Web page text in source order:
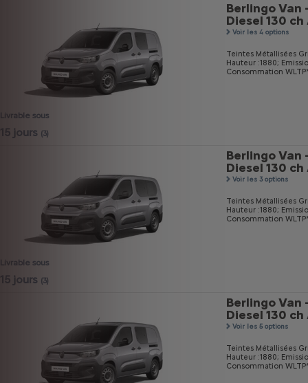
Livrable sous
15 jours (3)
Berlingo Van
Diesel 130
Voir les 4 options
Teintes Métallisées
Hauteur :1880;
Consommation
Livrable sous
15 jours (3)
Berlingo Van
Diesel 130
Voir les 3 options
Teintes Métallisées
Hauteur :1880;
Consommation
Berlingo Van
Diesel 130
Voir les 5 options
Teintes Métallisées
Hauteur :1880;
Consommation